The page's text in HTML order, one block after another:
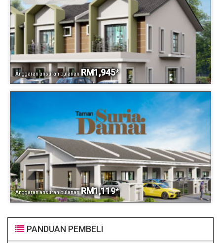
Anggaran ansuran bulanan RM1,945*
Anggaran ansuran bulanan RM1,119*
PANDUAN PEMBELI